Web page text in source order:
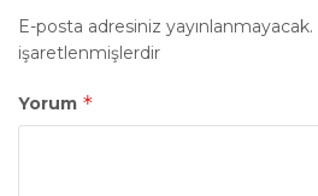
E-posta adresiniz yayınlanmayacak.
işaretlenmişlerdir
Yorum *